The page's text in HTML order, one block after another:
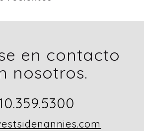
en contacto
nosotros.